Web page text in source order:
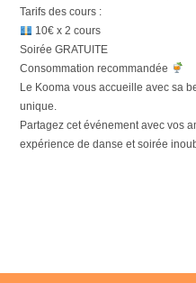
Tarifs des cours :
10€ x 2 cours
Soirée GRATUITE
Consommation recommandée
Le Kooma vous accueille avec sa
unique.
Partagez cet événement avec vos
expérience de danse et soirée